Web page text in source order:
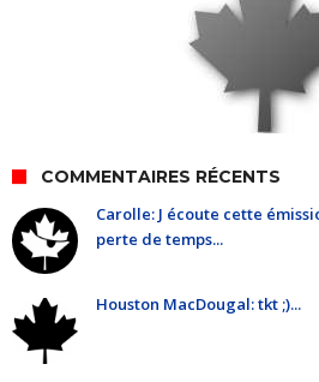
COMMENTAIRES RÉCENTS
Carolle: J écoute cette
perte de temps...
Houston MacDougal: tkt ;)...